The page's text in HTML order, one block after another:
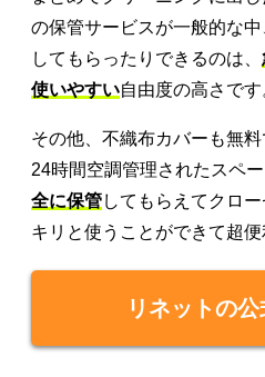
の保管サービスが一般的な中
してもらったりできるのは、
使いやすい自由度の高さです
その他、不織布カバーも無料
24時間空調管理されたスペ
全に保管してもらえてクロ
キリと使うことができて超便
リネットの